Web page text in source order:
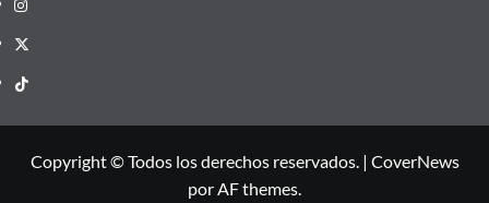
Copyright © Todos los derechos reservados. | CoverNews
por AF themes.